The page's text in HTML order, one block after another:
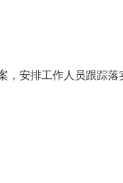
，安排工作人员跟踪落